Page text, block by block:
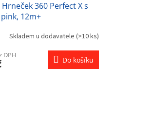
Hrneček 360 Perfect X s
12m+
Skladem u dodavatele (>10 ks)
DPH
Do košíku